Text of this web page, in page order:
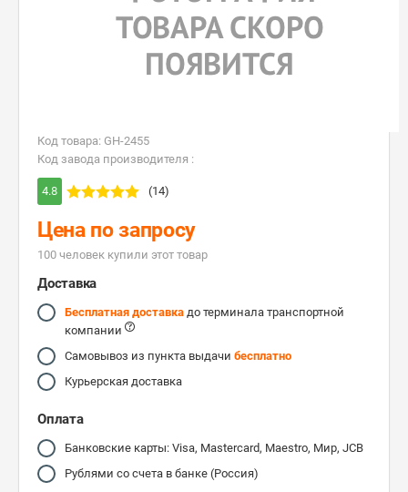
Код товара: GH-2455
Код завода производителя :
4.8 (14)
Цена по запросу
100 человек купили этот товар
Доставка
Бесплатная доставка до терминала транспортной
компании
Самовывоз из пункта выдачи бесплатно
Курьерская доставка
Оплата
Банковские карты: Visa, Mastercard, Maestro, Мир, JCB
Рублями со счета в банке (Россия)